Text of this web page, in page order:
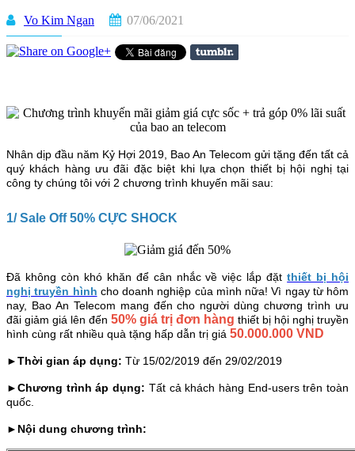
Vo Kim Ngan 07/06/2021
Nhân dịp đầu năm Kỷ Hợi 2019, Bao An Telecom gửi tặng đến tất cả
quý khách hàng ưu đãi đặc biệt khi lựa chọn thiết bị hội nghị tại
công ty chúng tôi với 2 chương trình khuyến mãi sau:
1/ Sale Off 50% CỰC SHOCK
Đã không còn khó khăn để cân nhắc về việc lắp đặtthiết bị hội
nghị truyền hình cho doanh nghiệp của mình nữa! Vì ngay từ hôm
nay, Bao An Telecom mang đến cho người dùng chương trình ưu
đãi giảm giá lên đến 50% giá trị đơn hàng thiết bị hội nghị truyền
hình cùng rất nhiều quà tặng hấp dẫn trị giá 50.000.000 VND
►Thời gian áp dụng: Từ 15/02/2019 đến 29/02/2019
►Chương trình áp dụng: Tất cả khách hàng End-users trên toàn
quốc.
►Nội dung chương trình: